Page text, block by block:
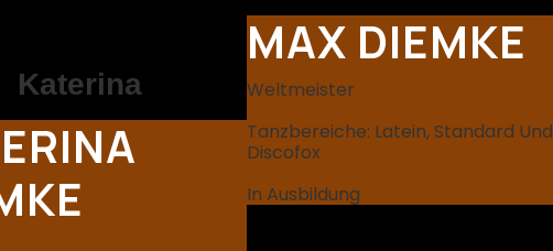
Katerina
MAX DIEMKE
Weltmeister
Tanzbereiche: Latein, Standard Und
Discofox
In Ausbildung